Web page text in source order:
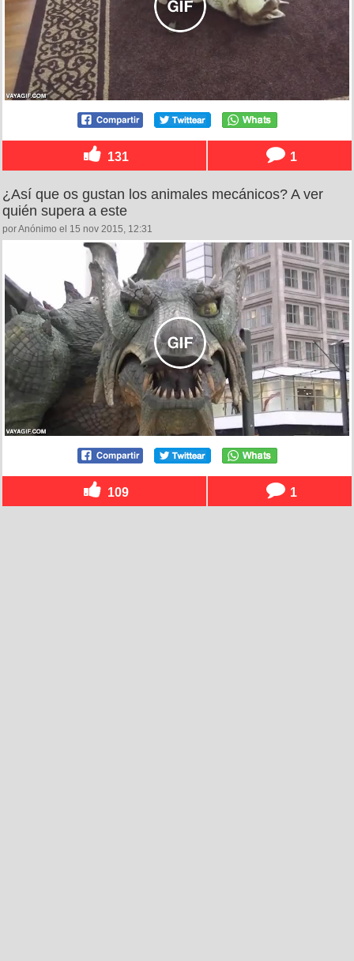
131 1
¿Así que os gustan los animales mecánicos? A ver
quién supera a este
por Anónimo el 15 nov 2015, 12:31
109 1